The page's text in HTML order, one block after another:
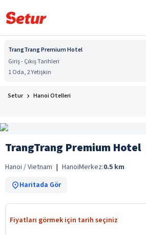
TrangTrang Premium Hotel
Giriş - Çıkış Tarihleri
1 Oda, 2 Yetişkin
Setur Hanoi Otelleri
TrangTrang Premium Hotel
Hanoi / Vietnam | HanoiMerkez:0.5 km
Haritada Gör
Fiyatları görmek için tarih seçiniz